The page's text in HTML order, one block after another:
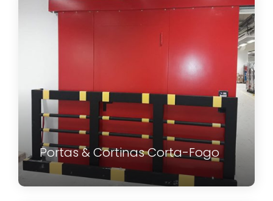
Portas & Cortinas Corta-Fogo